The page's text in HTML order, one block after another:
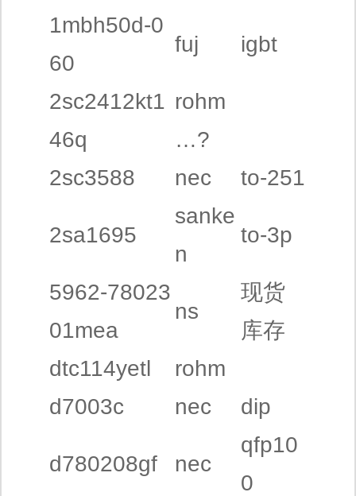
1mbh50d-0
60
fuj igbt
2sc2412kt1
46q
rohm
…?
2sc3588
nec to-251
2sa1695
sanke
n
to-3p
5962-78023
01mea
ns
现货
库存
dtc114yetl
rohm
d7003c
nec dip
d780208gf nec
qfp10
0